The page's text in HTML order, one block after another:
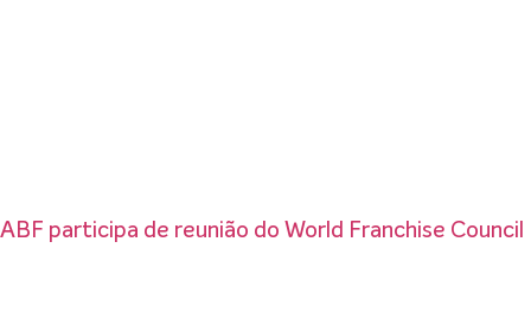
ABF participa de reunião do World Franchise Council